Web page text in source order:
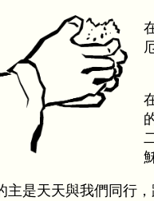
主是天天與我們同行